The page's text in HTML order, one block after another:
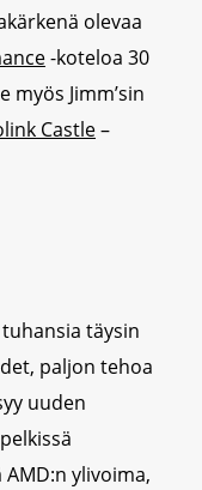
olevaa
-koteloa 30
myös Jimm’sin
Castle–
täysin
paljon tehoa
uuden
ylivoima,